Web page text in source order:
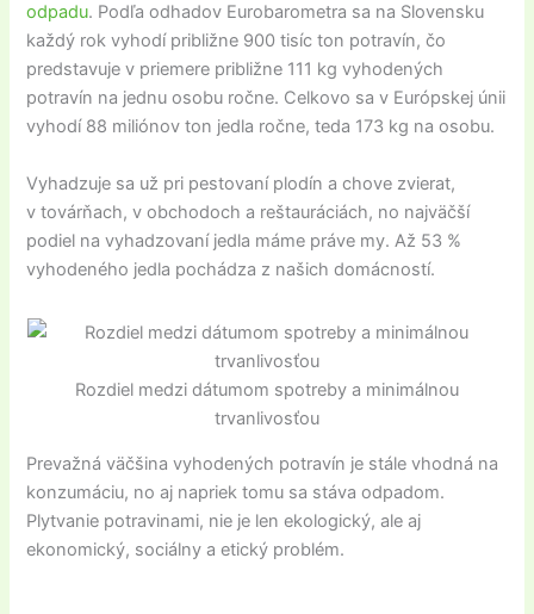
odpadu. Podľa odhadov Eurobarometra sa na Slovensku
každý rok vyhodí približne 900 tisíc ton potravín, čo
predstavuje v priemere približne 111 kg vyhodených
potravín na jednu osobu ročne. Celkovo sa v Európskej únii
vyhodí 88 miliónov ton jedla ročne, teda 173 kg na osobu.
Vyhadzuje sa už pri pestovaní plodín a chove zvierat,
v továrňach, v obchodoch a reštauráciách, no najväčší
podiel na vyhadzovaní jedla máme práve my. Až 53 %
vyhodeného jedla pochádza z našich domácností.
Rozdiel medzi dátumom spotreby a minimálnou
trvanlivosťou
Prevažná väčšina vyhodených potravín je stále vhodná na
konzumáciu, no aj napriek tomu sa stáva odpadom.
Plytvanie potravinami, nie je len ekologický, ale aj
ekonomický, sociálny a etický problém.